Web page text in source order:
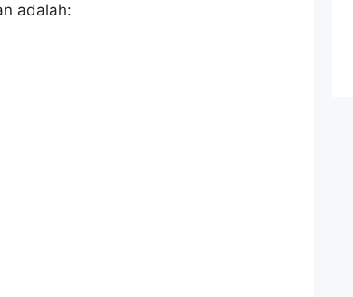
adalah: